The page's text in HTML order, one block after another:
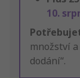
10.
množství
dodání“.